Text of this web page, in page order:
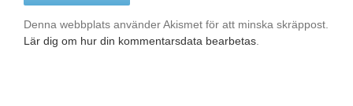
Denna webbplats använder Akismet för att minska skräppost.
Lär dig om hur din kommentarsdata bearbetas.